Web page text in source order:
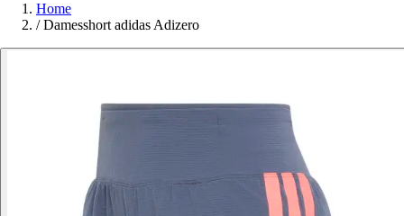
Home
/ Damesshort adidas Adizero